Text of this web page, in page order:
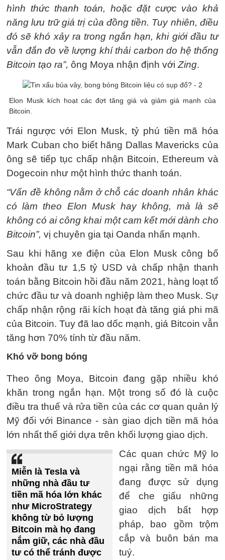
hình thức thanh toán, hoặc đặt cược vào khả
năng lưu trữ giá trị của đồng tiền. Tuy nhiên, điều
đó sẽ khó xảy ra trong ngắn hạn, khi giới đầu tư
vẫn đắn đo về lượng khí thải carbon do hệ thống
Bitcoin tạo ra”, ông Moya nhận định với Zing.
Elon Musk kích hoạt các đợt tăng giá và giảm giá mạnh của
Bitcoin.
Trái ngược với Elon Musk, tỷ phú tiền mã hóa
Mark Cuban cho biết hãng Dallas Mavericks của
ông sẽ tiếp tục chấp nhận Bitcoin, Ethereum và
Dogecoin như một hình thức thanh toán.
“Vấn đề không nằm ở chỗ các doanh nhân khác
có làm theo Elon Musk hay không, mà là sẽ
không có ai công khai một cam kết mới dành cho
Bitcoin”, vị chuyên gia tại Oanda nhấn mạnh.
Sau khi hãng xe điện của Elon Musk công bố
khoản đầu tư 1,5 tỷ USD và chấp nhận thanh
toán bằng Bitcoin hồi đầu năm 2021, hàng loạt tổ
chức đầu tư và doanh nghiệp làm theo Musk. Sự
chấp nhận rộng rãi kích hoạt đà tăng giá phi mã
của Bitcoin. Tuy đã lao dốc mạnh, giá Bitcoin vẫn
tăng hơn 70% tính từ đầu năm.
Khó vỡ bong bóng
Theo ông Moya, Bitcoin đang gặp nhiều khó
khăn trong ngắn hạn. Một trong số đó là cuộc
điều tra thuế và rửa tiền của các cơ quan quản lý
Mỹ đối với Binance - sàn giao dịch tiền mã hóa
lớn nhất thế giới dựa trên khối lượng giao dịch.
Miễn là Tesla và
những nhà đầu tư
tiền mã hóa lớn khác
như MicroStrategy
không từ bỏ lượng
Bitcoin mà họ đang
nắm giữ, các nhà đầu
tư có thể tránh được
Các quan chức Mỹ lo
ngại rằng tiền mã hóa
đang được sử dụng
để che giấu những
giao dịch bất hợp
pháp, bao gồm trộm
cắp và buôn bán ma
tuý.